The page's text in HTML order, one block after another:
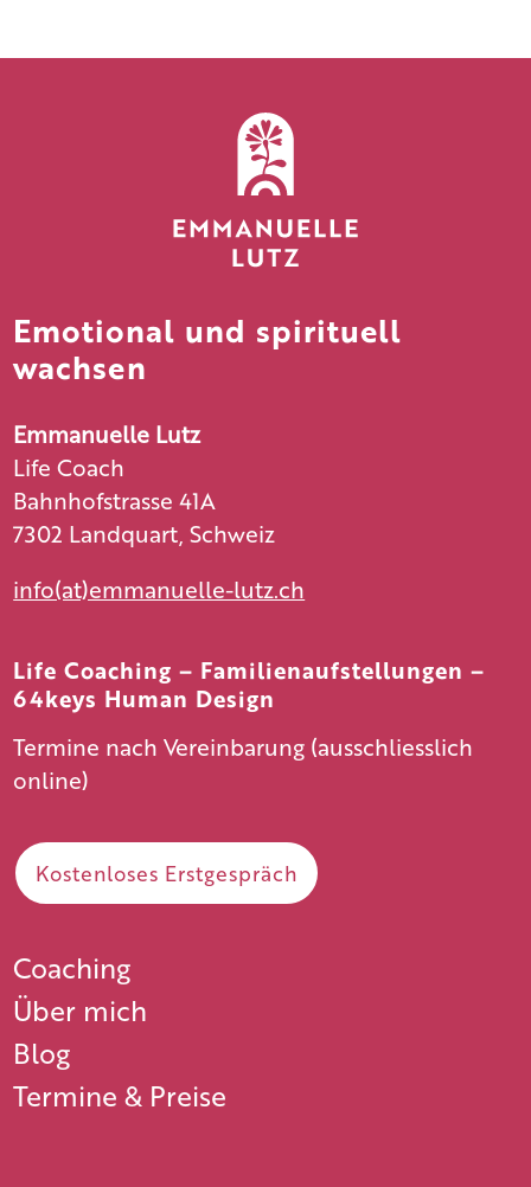
Emotional und spirituell
wachsen
Emmanuelle Lutz
Life Coach
Bahnhofstrasse 41A
7302 Landquart, Schweiz
info(at)emmanuelle-lutz.ch
Life Coaching – Familienaufstellungen –
64keys Human Design
Termine nach Vereinbarung (ausschliesslich
online)
Kostenloses Erstgespräch
Coaching
Über mich
Blog
Termine & Preise